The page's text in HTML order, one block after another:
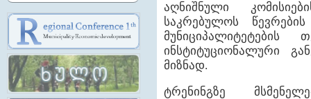
მაჟორიტარი წევრები თემებში
ტრენინგი საკრებულოს
წევრებისათვის
აღნიშნული
საკრებულოს
მუნიციპალიტეტების
ინსტიტუციონალური
მიზნად.
ტრენინგზე